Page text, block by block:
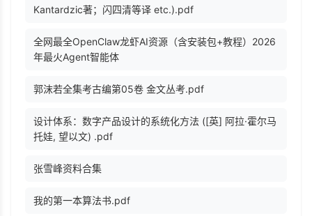
Kantardzic著；闪四清等译 etc.).pdf
全网最全OpenClaw龙虾AI资源（含安装包+教程）2026
年最火Agent智能体
郭沫若全集考古编第05卷 金文丛考.pdf
设计体系：数字产品设计的系统化方法 ([英] 阿拉·霍尔马
托娃, 望以文) .pdf
张雪峰资料合集
我的第一本算法书.pdf